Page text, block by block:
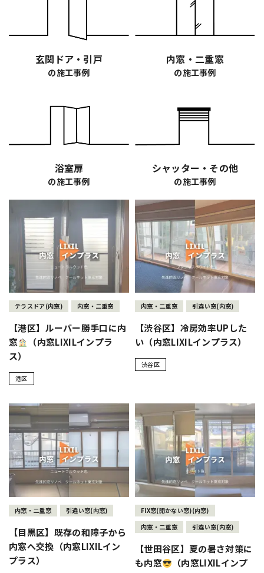
玄関ドア・引戸
の施工事例
内窓・二重窓
の施工事例
浴室扉
の施工事例
シャッター・その他
の施工事例
テラスドア(内窓) 内窓・二重窓
【港区】ルーバー勝手口に内
窓
（内窓LIXILインプラ
ス）
港区
内窓・二重窓 引違い窓(内窓)
【渋谷区】冷房効率UPした
い（内窓LIXILインプラス）
渋谷区
内窓・二重窓 引違い窓(内窓)
【目黒区】既存の和障子から
内窓へ交換（内窓LIXILイン
プラス）
FIX窓(開かない窓)(内窓)
内窓・二重窓
引違い窓(内窓)
【世田谷区】夏の暑さ対策に
も内窓
（内窓LIXILインプ